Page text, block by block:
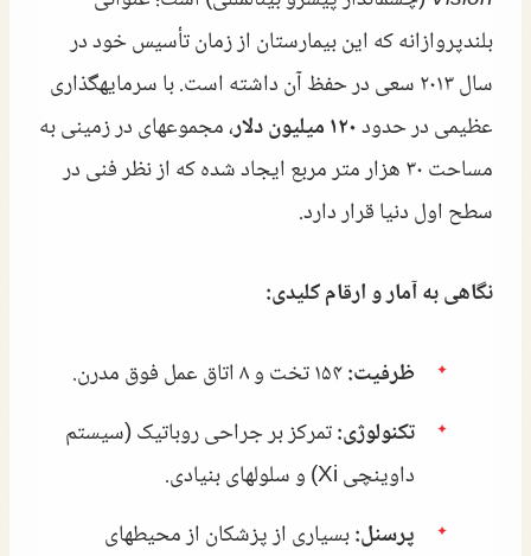
بلندپروازانه که این بیمارستان از زمان تأسیس خود در
سال ۲۰۱۳ سعی در حفظ آن داشته است. با سرمایهگذاری
عظیمی در حدود۱۲۰ میلیون دلار
، مجموعهای در زمینی به
مساحت ۳۰ هزار متر مربع ایجاد شده که از نظر فنی در
سطح اول دنیا قرار دارد.
نگاهی به آمار و ارقام کلیدی:
ظرفیت:
تکنولوژی:تمرکز بر جراحی روباتیک (سیستم
داوینچی Xi) و سلولهای بنیادی.
پرسنل:بسیاری از پزشکان از محیطهای